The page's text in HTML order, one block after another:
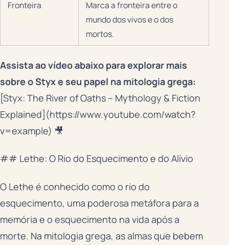
Fronteira
Marca a fronteira entre o
mundo dos vivos e o dos
mortos.
Assista ao vídeo abaixo para explorar mais
sobre o Styx e seu papel na mitologia grega:
[Styx: The River of Oaths – Mythology & Fiction
Explained](https://www.youtube.com/watch?
v=example) 🎥
## Lethe: O Rio do Esquecimento e do Alívio
O Lethe é conhecido como o rio do
esquecimento, uma poderosa metáfora para a
memória e o esquecimento na vida após a
morte. Na mitologia grega, as almas que bebem